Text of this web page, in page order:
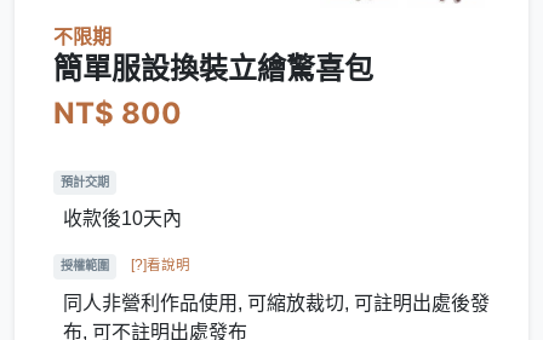
不限期
簡單服設換裝立繪驚喜包
NT$ 800
預計交期
收款後10天內
授權範圍 [?]看說明
同人非營利作品使用, 可縮放裁切, 可註明出處後發
布, 可不註明出處發布